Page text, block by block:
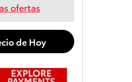
ofertas
de Hoy